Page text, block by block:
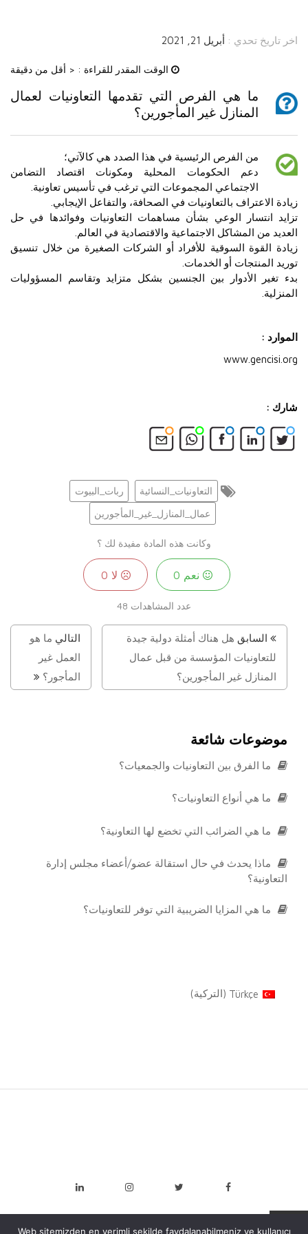
اخر تاريخ تحدي : أبريل 21, 2021
الوقت المقدر للقراءة : < أقل من دقيقة
ما هي الفرص التي تقدمها التعاونيات لعمال
المنازل غير المأجورين؟
من الفرص الرئيسية في هذا الصدد هي كالآتي؛
دعم الحكومات المحلية ومكونات اقتصاد التضامن
الاجتماعي المجموعات التي ترغب في تأسيس تعاونية.
زيادة الاعتراف بالتعاونيات في الصحافة، والتفاعل الإيجابي.
تزايد انتسار الوعي بشأن مساهمات التعاونيات وفوائدها في حل
العديد من المشاكل الاجتماعية والاقتصادية في العالم.
زيادة القوة السوقية للأفراد أو الشركات الصغيرة من خلال تنسيق
توريد المنتجات أو الخدمات.
بدء تغير الأدوار بين الجنسين بشكل متزايد وتقاسم المسؤوليات
المنزلية.
الموارد :
www.gencisi.org
شارك :
التعاونيات_النسائية ربات_البيوت
عمال_المنازل_غير_المأجورين
وكانت هذه المادة مفيدة لك ؟
نعم 0 لا 0
عدد المشاهدات 48
السابق هل هناك أمثلة دولية جيدة
للتعاونيات المؤسسة من قبل عمال
المنازل غير المأجورين؟
التالي ما هو
العمل غير
المأجور؟
موضوعات شائعة
ما الفرق بين التعاونيات والجمعيات؟
ما هي أنواع التعاونيات؟
ما هي الضرائب التي تخضع لها التعاونية؟
ماذا يحدث في حال استقالة عضو/أعضاء مجلس إدارة
التعاونية؟
ما هي المزايا الضريبية التي توفر للتعاونيات؟
Türkçe
( التركية)
Web sitemizden en verimli şekilde faydalanabilmeniz ve kullanıcı